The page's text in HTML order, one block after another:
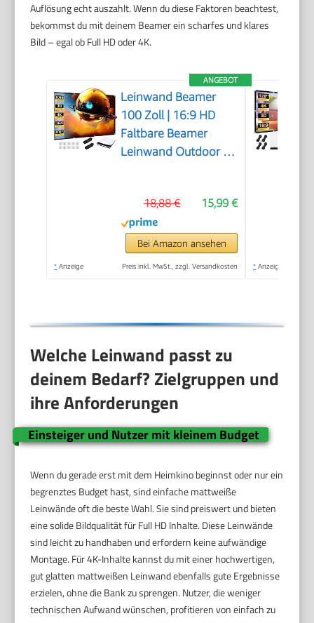
Auflösung echt auszahlt. Wenn du diese Faktoren beachtest,
bekommst du mit deinem Beamer ein scharfes und klares
Bild – egal ob Full HD oder 4K.
ANGEBOT
Leinwand Beamer
100 Zoll | 16:9 HD
Faltbare Beamer
Leinwand Outdoor |
Projektor Leinwände |
Knitterfrei und Leicht
zu Tragen - Besonders
Geeignet für Outdoor,
15,99 €
18,88 €
Bei Amazon ansehen
* Anzeige Preis inkl. MwSt., zzgl. Versandkosten * Anzeige
Welche Leinwand passt zu
deinem Bedarf? Zielgruppen und
ihre Anforderungen
Einsteiger und Nutzer mit kleinem Budget
Wenn du gerade erst mit dem Heimkino beginnst oder nur ein
begrenztes Budget hast, sind einfache mattweiße
Leinwände oft die beste Wahl. Sie sind preiswert und bieten
eine solide Bildqualität für Full HD Inhalte. Diese Leinwände
sind leicht zu handhaben und erfordern keine aufwändige
Montage. Für 4K-Inhalte kannst du mit einer hochwertigen,
gut glatten mattweißen Leinwand ebenfalls gute Ergebnisse
erzielen, ohne die Bank zu sprengen. Nutzer, die weniger
technischen Aufwand wünschen, profitieren von einfach zu